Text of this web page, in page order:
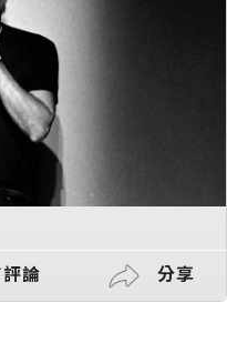
論
分享